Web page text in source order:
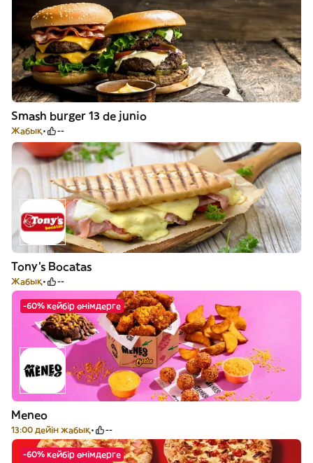
Smash burger 13 de junio
Жабық --
Tony's Bocatas
Жабық --
-60% кейбір өнімдерге
Meneo
13:00 дейін жабық --
-60% кейбір өнімдерге